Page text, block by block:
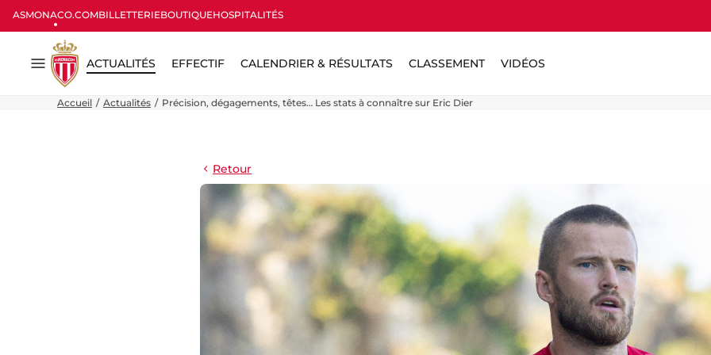
ASMONACO.COMBILLETTERIEBOUTIQUEHOSPITALITÉS
Menu
ACTUALITÉS EFFECTIF CALENDRIER & RÉSULTATS CLASSEMENT VIDÉOS
Accueil Actualités Précision, dégagements, têtes… Les stats à connaître sur Eric Dier
Retour